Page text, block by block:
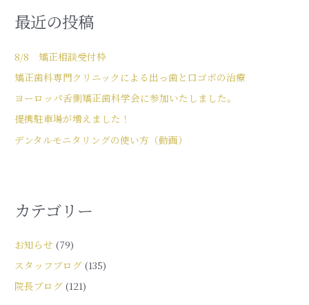
最近の投稿
8/8 矯正相談受付枠
矯正歯科専門クリニックによる出っ歯と口ゴボの治療
ヨーロッパ舌側矯正歯科学会に参加いたしました。
提携駐車場が増えました！
デンタルモニタリングの使い方（動画）
カテゴリー
お知らせ (79)
スタッフブログ (135)
院長ブログ (121)